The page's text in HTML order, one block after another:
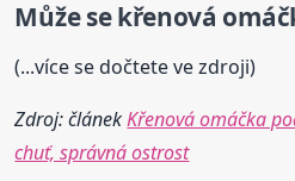
Může se křenová
(...více se dočtete ve zdroji)
Zdroj: článekKřenová omáčka
chuť, správná ostrost